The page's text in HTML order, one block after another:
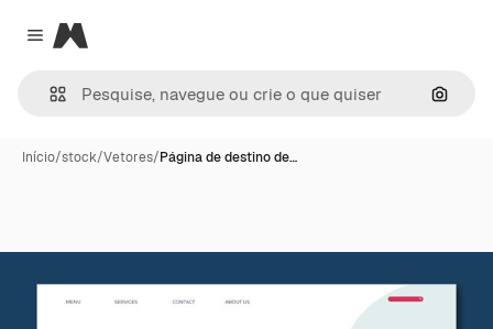
Close menu
Magnific
Início/stock/Vetores/Página de destino de…